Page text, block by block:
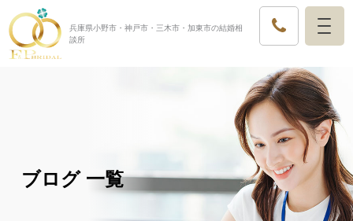
兵庫県小野市・神戸市・三木市・加東市の結婚相
談所
ブログ 一覧